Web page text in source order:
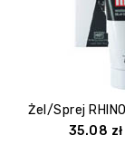
35.08 zł